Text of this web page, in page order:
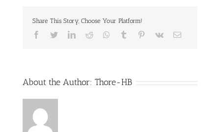
Share This Story, Choose Your Platform!
Facebook
TwitterLinkedIn
RedditWhatsapp
Tumblr Pinterest
Vk Email
About the Author: Thore-HB